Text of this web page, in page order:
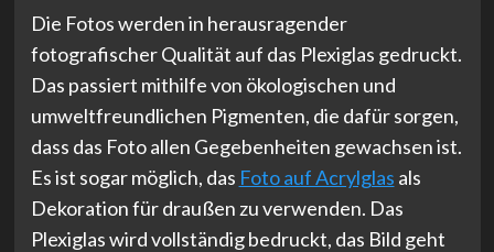
Die Fotos werden in herausragender
fotografischer Qualität auf das Plexiglas gedruckt.
Das passiert mithilfe von ökologischen und
umweltfreundlichen Pigmenten, die dafür sorgen,
dass das Foto allen Gegebenheiten gewachsen ist.
Es ist sogar möglich, das Foto auf Acrylglas als
Dekoration für draußen zu verwenden. Das
Plexiglas wird vollständig bedruckt, das Bild geht